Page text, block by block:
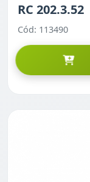
RC 202.3.52
Cód: 113490